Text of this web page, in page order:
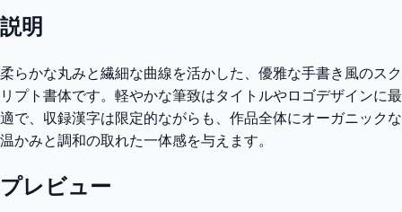
説明
柔らかな丸みと繊細な曲線を活かした、優雅な手書き風のスク
リプト書体です。軽やかな筆致はタイトルやロゴデザインに最
適で、収録漢字は限定的ながらも、作品全体にオーガニックな
温かみと調和の取れた一体感を与えます。
プレビュー